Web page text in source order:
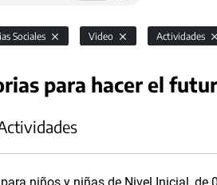
Sociales Video Actividades
para hacer el